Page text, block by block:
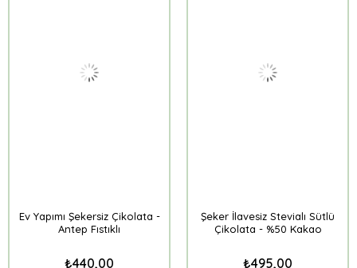
Ev Yapımı Şekersiz Çikolata -
Antep Fıstıklı
₺440,00
Şeker İlavesiz Stevialı Sütlü
Çikolata - %50 Kakao
₺495,00